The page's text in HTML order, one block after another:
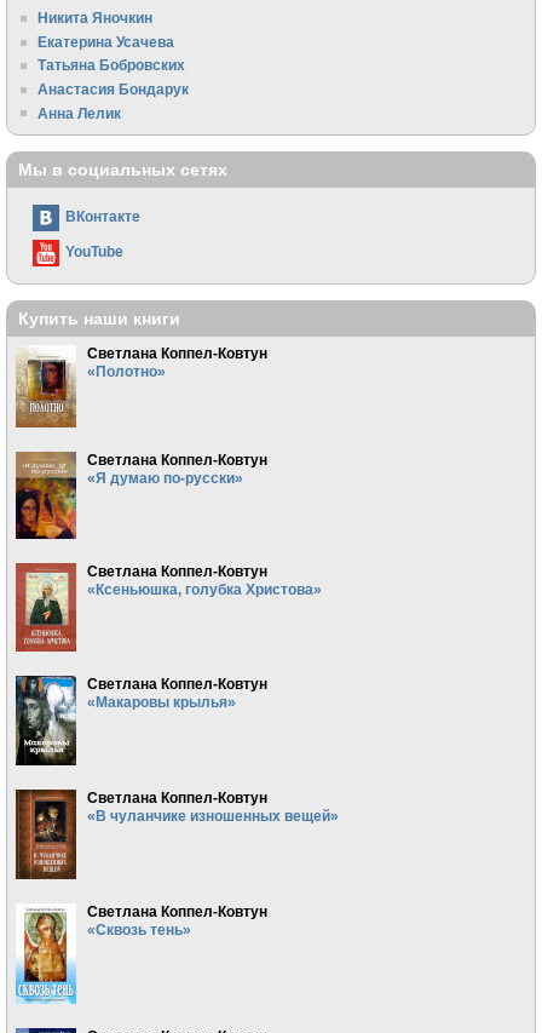
Никита Яночкин
Екатерина Усачева
Татьяна Бобровских
Анастасия Бондарук
Анна Лелик
Мы в социальных сетях
ВКонтакте
YouTube
Купить наши книги
Светлана Коппел-Ковтун
«Полотно»
Светлана Коппел-Ковтун
«Я думаю по-русски»
Светлана Коппел-Ковтун
«Ксеньюшка, голубка Христова»
Светлана Коппел-Ковтун
«Макаровы крылья»
Светлана Коппел-Ковтун
«В чуланчике изношенных вещей»
Светлана Коппел-Ковтун
«Сквозь тень»